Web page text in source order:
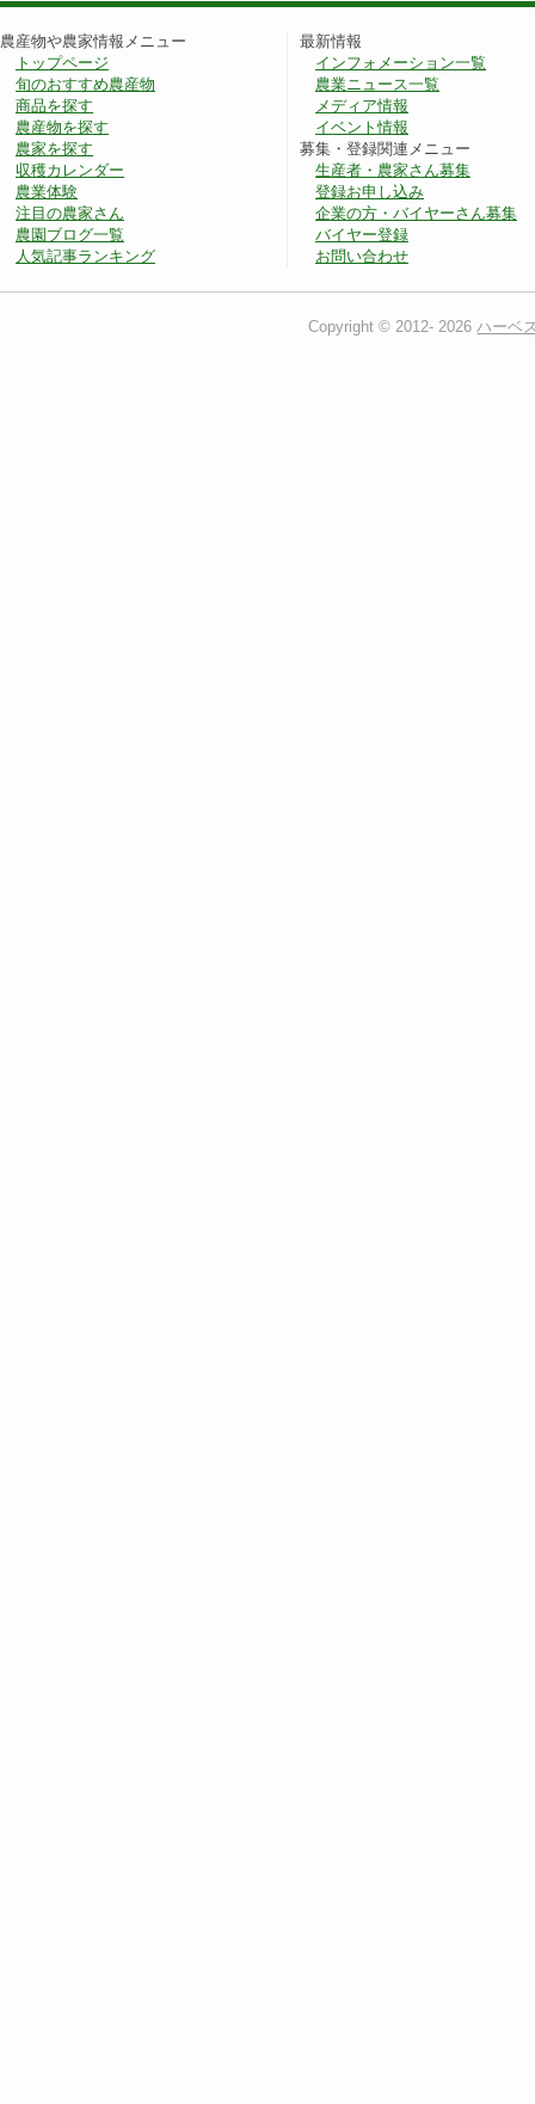
農産物や農家情報メニュー
トップページ
旬のおすすめ農産物
商品を探す
農産物を探す
農家を探す
収穫カレンダー
農業体験
注目の農家さん
農園ブログ一覧
人気記事ランキング
最新情報
インフォメーション一覧
農業ニュース一覧
メディア情報
イベント情報
募集・登録関連メニュー
生産者・農家さん募集
登録お申し込み
企業の方・バイヤーさん募集
バイヤー登録
お問い合わせ
Copyright © 2012- 2026 ハーベ